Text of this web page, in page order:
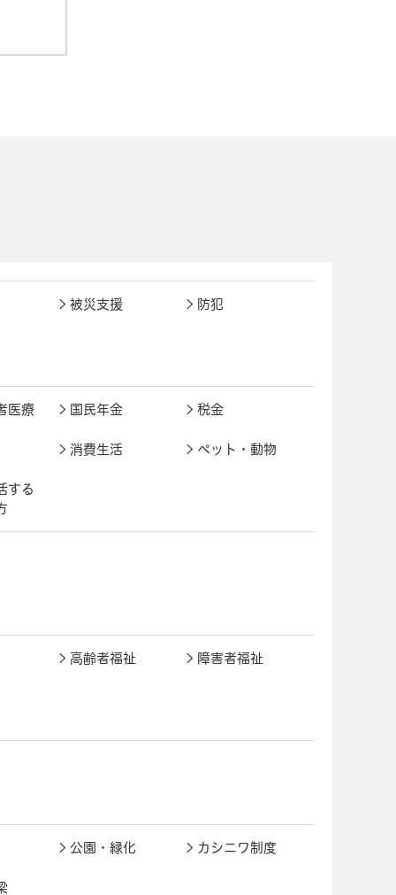
被災支援 防犯
医療
国民年金 税金
消費生活 ペット・動物
する
高齢者福祉 障害者福祉
公園・緑化 カシニワ制度